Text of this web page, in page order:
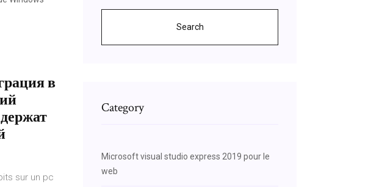
в
sur un pc
Search
Category
Microsoft visual studio express 2019 pour le
web